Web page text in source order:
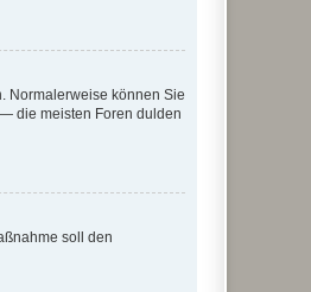
Normalerweise können Sie
die meisten Foren dulden
soll den